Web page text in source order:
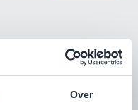
Over